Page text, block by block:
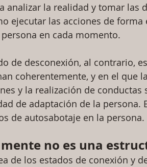
analizar la realidad y tomar las
ejecutar las acciones de
en cada momento.
de desconexión, al contrario,
coherentemente, y en el que
y la realización de
de adaptación de la
de autosabotaje en la persona.
mente no es una
de los estados de conexión y